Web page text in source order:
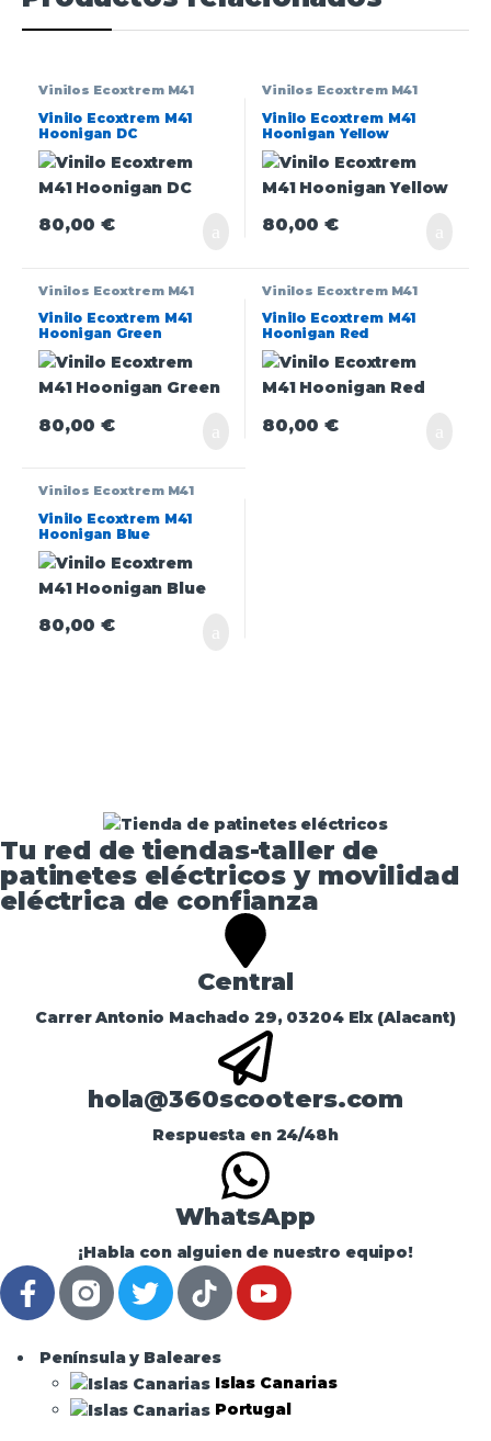
Vinilos Ecoxtrem M41
Vinilo Ecoxtrem M41
Hoonigan DC
80,00€
Vinilos Ecoxtrem M41
Vinilo Ecoxtrem M41
Hoonigan Yellow
80,00€
Vinilos Ecoxtrem M41
Vinilo Ecoxtrem M41
Hoonigan Green
80,00€
Vinilos Ecoxtrem M41
Vinilo Ecoxtrem M41
Hoonigan Red
80,00€
Vinilos Ecoxtrem M41
Vinilo Ecoxtrem M41
Hoonigan Blue
80,00€
Tu red de tiendas-taller de
patinetes eléctricos y movilidad
eléctrica de confianza​
Central
Carrer Antonio Machado 29, 03204 Elx (Alacant)
hola@360scooters.com
Respuesta en 24/48h
WhatsApp
¡Habla con alguien de nuestro equipo!
Península y Baleares
Islas Canarias
Portugal